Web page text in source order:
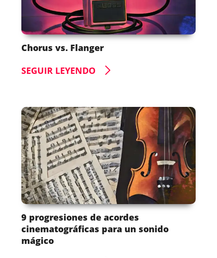
Chorus vs. Flanger
SEGUIR LEYENDO
9 progresiones de acordes
cinematográficas para un sonido
mágico